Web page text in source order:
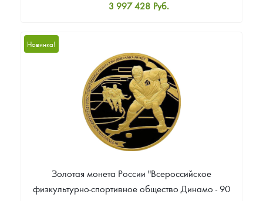
3 997 428 Руб.
Цена выкупа
Звоните
Новинка!
Золотая монета России "Всероссийское
физкультурно-спортивное общество Динамо - 90